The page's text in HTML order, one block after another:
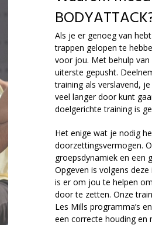
Als je er genoeg van
trappen gelopen te
voor jou. Met behulp
uiterste gepusht.
training als verslavend,
veel langer door kunt
doelgerichte training is
Het enige wat je nodig
doorzettingsvermogen.
groepsdynamiek en een
Opgeven is volgens
is er om jou te helpen
door te zetten. Onze
Les Mills programma’s
een correcte houding en